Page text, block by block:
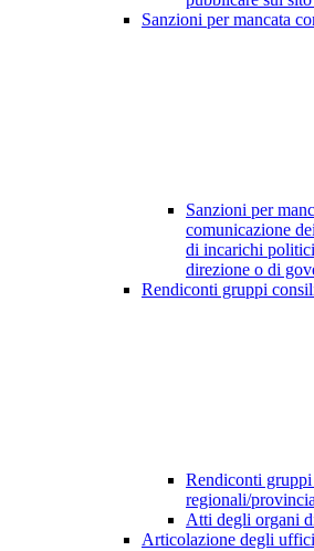
Sanzioni per mancata
Sanzioni per
comunicazione
di incarichi
direzione o di
Rendiconti gruppi
Rendiconti
regionali/
Atti degli organi
Articolazione degli uffici